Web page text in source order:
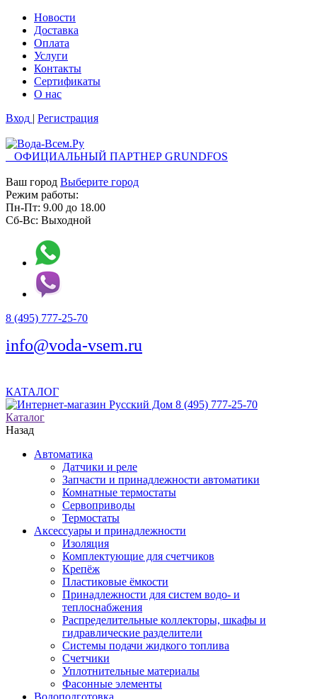
Новости
Доставка
Оплата
Услуги
Контакты
Cертификаты
О нас
Вход | Регистрация
ОФИЦИАЛЬНЫЙ ПАРТНЕР GRUNDFOS
Ваш город Выберите город
Режим работы:
Пн-Пт: 9.00 до 18.00
Сб-Вс: Выходной
8 (495) 777-25-70
info@voda-vsem.ru
КАТАЛОГ
8 (495) 777-25-70
Каталог
Назад
Автоматика
Датчики и реле
Запчасти и принадлежности автоматики
Комнатные термостаты
Сервоприводы
Термостаты
Аксессуары и принадлежности
Изоляция
Комплектующие для счетчиков
Крепёж
Пластиковые ёмкости
Принадлежности для систем водо- и
теплоснабжения
Распределительные коллекторы, шкафы и
гидравлические разделители
Системы подачи жидкого топлива
Счетчики
Уплотнительные материалы
Фасонные элементы
Водоподготовка